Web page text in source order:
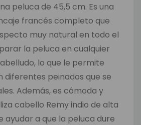
peluca de 45,5 cm. Es una
francés completo que
muy natural en todo el
la peluca en cualquier
lo que le permite
peinados que se
Además, es cómoda y
cabello Remy indio de alta
ayudar a que la peluca dure